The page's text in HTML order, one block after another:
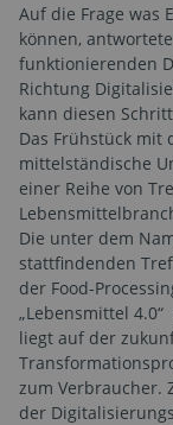
Auf die Frage was
können,
funktionierenden
Richtung
kann diesen
Das Frühstück mit
mittelständische
einer Reihe von
Die unter dem
stattfindenden
der Food-
„Lebensmittel
liegt auf der
zum Verbraucher.
der